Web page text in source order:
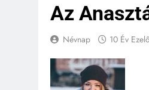
Az
Névnap 10 Év